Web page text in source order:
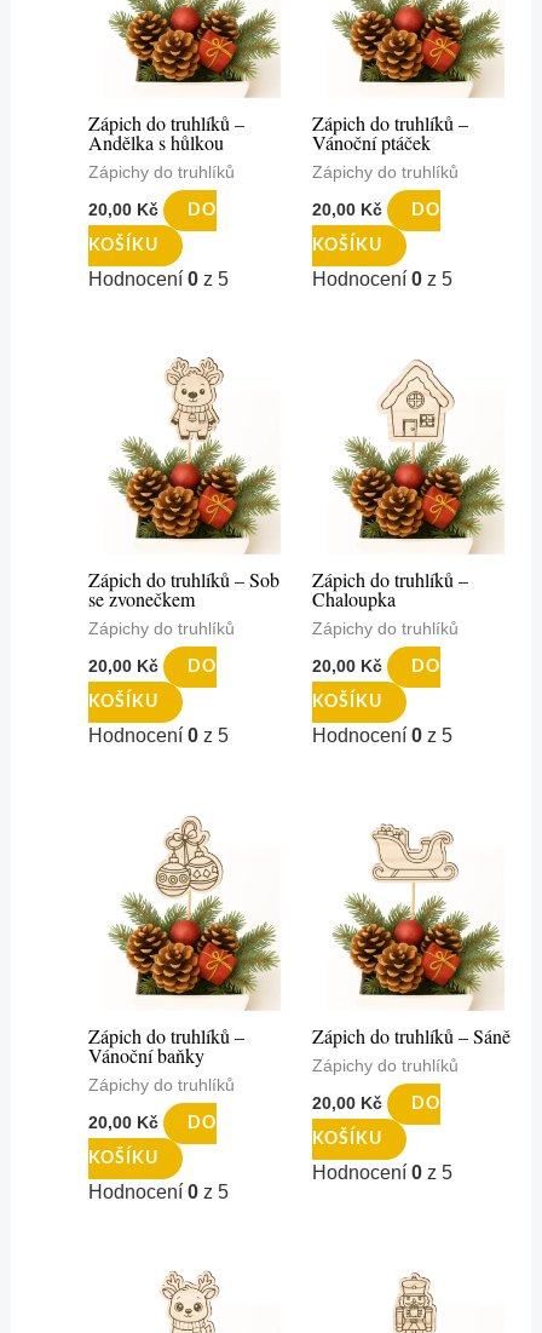
Zápich do truhlíků –
Andělka s hůlkou
Zápichy do truhlíků
20,00 Kč DO
KOŠÍKU
Hodnocení 0z 5
Zápich do truhlíků –
Vánoční ptáček
Zápichy do truhlíků
20,00 Kč DO
KOŠÍKU
Hodnocení 0 z 5
Zápich do truhlíků – Sob
se zvonečkem
Zápichy do truhlíků
20,00 Kč DO
KOŠÍKU
Hodnocení 0z 5
Zápich do truhlíků –
Chaloupka
Zápichy do truhlíků
20,00 Kč DO
KOŠÍKU
Hodnocení 0 z 5
Zápich do truhlíků –
Vánoční baňky
Zápichy do truhlíků
20,00 Kč DO
KOŠÍKU
Hodnocení 0z 5
Zápich do truhlíků – Sáně
Zápichy do truhlíků
20,00 Kč DO
KOŠÍKU
Hodnocení 0 z 5